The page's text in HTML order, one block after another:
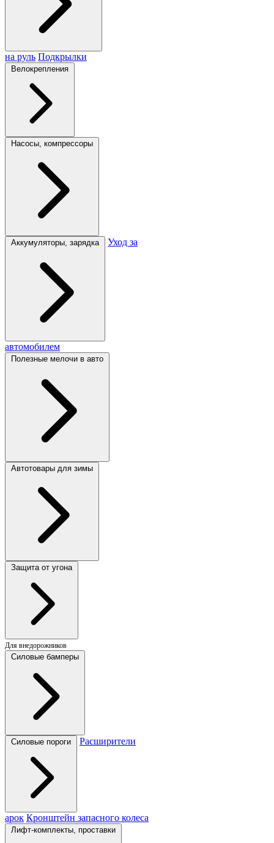
на руль Подкрылки
Велокрепления
Насосы, компрессоры
Аккумуляторы, зарядка Уход за
автомобилем
Полезные мелочи в авто
Автотовары для зимы
Защита от угона
Для внедорожников
Силовые бамперы
Силовые пороги Расширители
арок Кронштейн запасного колеса
Лифт-комплекты, проставки